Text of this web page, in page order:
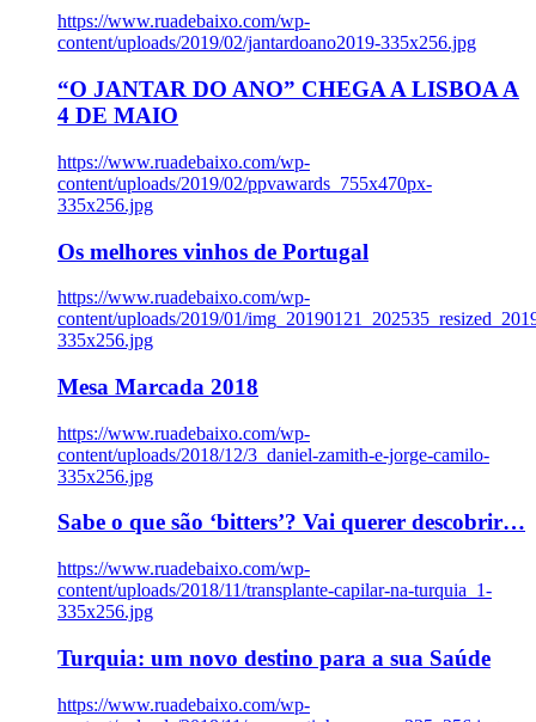
https://www.ruadebaixo.com/wp-
content/uploads/2019/02/jantardoano2019-335x256.jpg
“O JANTAR DO ANO” CHEGA A LISBOA A
4 DE MAIO
https://www.ruadebaixo.com/wp-
content/uploads/2019/02/ppvawards_755x470px-
335x256.jpg
Os melhores vinhos de Portugal
https://www.ruadebaixo.com/wp-
content/uploads/2019/01/
335x256.jpg
Mesa Marcada 2018
https://www.ruadebaixo.com/wp-
content/uploads/2018/12/3_daniel-zamith-e-jorge-camilo-
335x256.jpg
Sabe o que são ‘bitters’? Vai querer descobrir…
https://www.ruadebaixo.com/wp-
content/uploads/2018/11/transplante-capilar-na-turquia_1-
335x256.jpg
Turquia: um novo destino para a sua Saúde
https://www.ruadebaixo.com/wp-